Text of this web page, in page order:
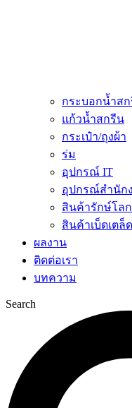
กระบอกน้ำส
แก้วน้ำสกรีน
กระเป๋า/ถุงผ้า
ร่ม
อุปกรณ์ IT
อุปกรณ์สำนัก
สินค้ารักษ์โลก
สินค้าเบ็ดเตล็
ผลงาน
ติดต่อเรา
บทความ
Search